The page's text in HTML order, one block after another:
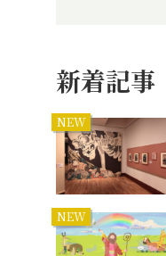
新着記事
NEW
NEW